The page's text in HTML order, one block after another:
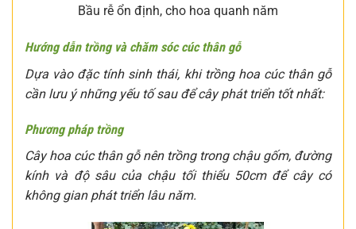
Hướng dẫn trồng và chăm sóc cúc thân gỗ
Dựa vào đặc tính sinh thái, khi trồng hoa cúc thân gỗ
cần lưu ý những yếu tố sau để cây phát triển tốt nhất:
Phương pháp trồng
Cây hoa cúc thân gỗ nên trồng trong chậu gốm, đường
kính và độ sâu của chậu tối thiểu 50cm để cây có
không gian phát triển lâu năm.